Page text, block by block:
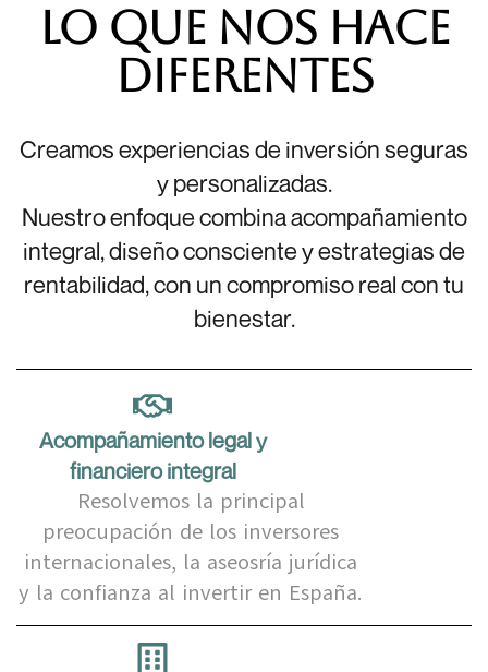
Lo que nos hace
diferentes
Creamos experiencias de inversión seguras
y personalizadas.
Nuestro enfoque combina acompañamiento
integral, diseño consciente y estrategias de
rentabilidad, con un compromiso real con tu
bienestar.
Acompañamiento legal y
financiero integral
Resolvemos la principal
preocupación de los inversores
internacionales, la aseosría jurídica
y la confianza al invertir en España.